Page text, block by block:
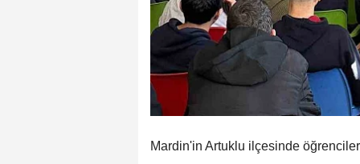
Mardin'in Artuklu ilçesinde